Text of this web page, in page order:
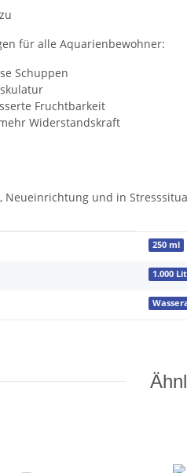
für alle Aquarienbewohner:
Schuppen
Fruchtbarkeit
Widerstandskraft
Neueinrichtung und in
250 ml
1.000